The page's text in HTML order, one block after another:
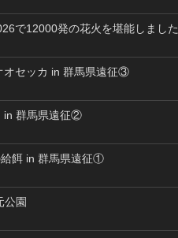
で12000発の花火を堪能しました
オセッカ in 群馬県遠征③
in 群馬県遠征②
餌 in 群馬県遠征①
公園